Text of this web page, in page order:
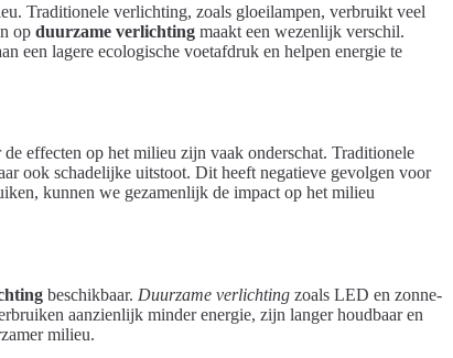
Traditionele verlichting, zoals gloeilampen, verbruikt veel
op duurzame verlichting maakt een wezenlijk verschil.
een lagere ecologische voetafdruk en helpen energie te
effecten op het milieu zijn vaak onderschat. Traditionele
ook schadelijke uitstoot. Dit heeft negatieve gevolgen voor
kunnen we gezamenlijk de impact op het milieu
beschikbaar. Duurzame verlichting zoals LED en zonne-
aanzienlijk minder energie, zijn langer houdbaar en
milieu.